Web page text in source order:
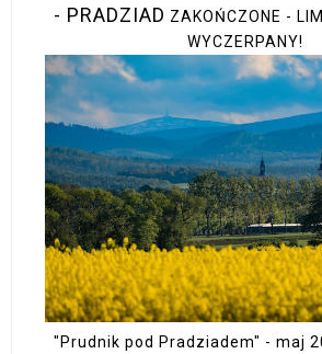
- PRADZIAD ZAKOŃCZONE -
WYCZERPANY!
"Prudnik pod Pradziadem" - maj